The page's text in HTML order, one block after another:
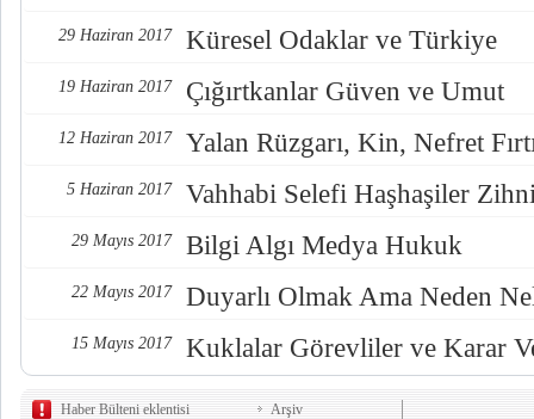
29 Haziran 2017 Küresel Odaklar ve Türkiye
19 Haziran 2017 Çığırtkanlar Güven ve Umut
12 Haziran 2017 Yalan Rüzgarı, Kin, Nefret
5 Haziran 2017 Vahhabi Selefi Haşhaşiler
29 Mayıs 2017 Bilgi Algı Medya Hukuk
22 Mayıs 2017 Duyarlı Olmak Ama Neden
15 Mayıs 2017 Kuklalar Görevliler ve Karar
Haber Bülteni eklentisi
Arşiv